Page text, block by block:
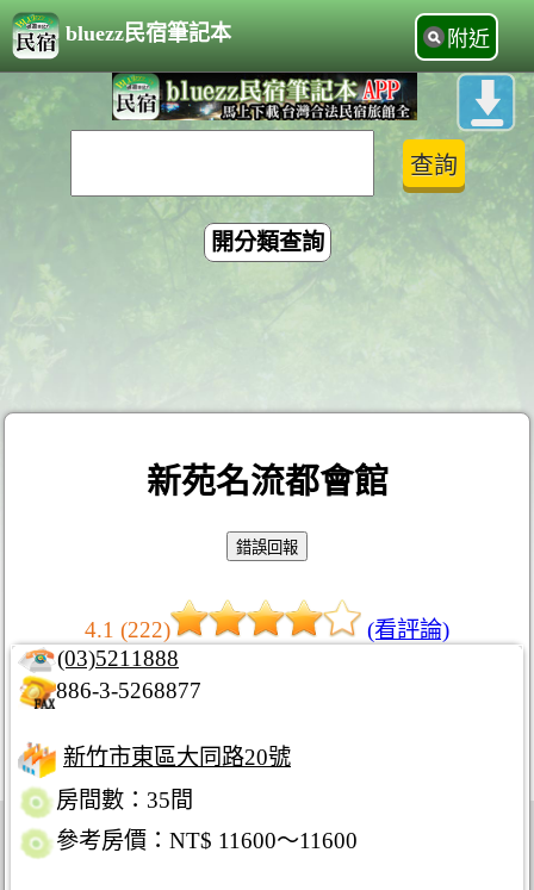
bluezz民宿筆記本 附近
開分類查詢
新苑名流都會館
4.1 (222)
(看評論)
(03)5211888
886-3-5268877
新竹市東區大同路20號
房間數：35間
參考房價：NT$ 11600～11600